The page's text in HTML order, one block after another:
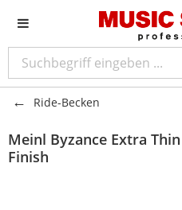
Ride-Becken
Meinl Byzance Extra Thin
Finish